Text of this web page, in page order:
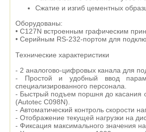
Сжатие и изгиб цементных
Оборудованы:
• C127N встроенным графическим
• Серийным RS-232-портом для
Технические характеристики
- 2 аналогово-цифровых канала для
- Простой и удобный ввод
специализированного персонала.
- Быстрый подъем поршня до касания
(Autotec C098N).
- Автоматический контроль скорости
- Отображение текущей нагрузки на
- Фиксация максимального значения